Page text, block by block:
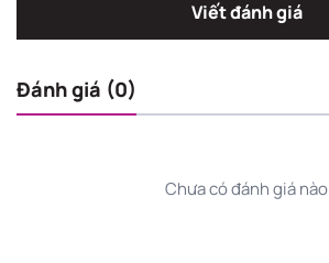
Viết đánh giá
Đánh giá (0)
Chưa có đánh giá nào